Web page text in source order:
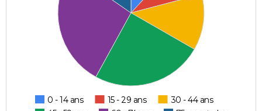
0 - 14 ans 15 - 29 ans
30 - 44 ans